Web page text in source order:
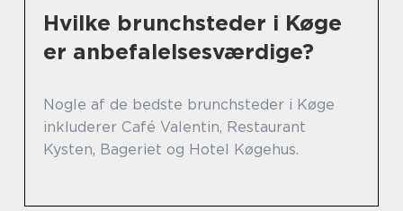
Hvilke brunchsteder i Køge
er anbefalelsesværdige?
Nogle af de bedste brunchsteder i Køge
inkluderer Café Valentin, Restaurant
Kysten, Bageriet og Hotel Køgehus.